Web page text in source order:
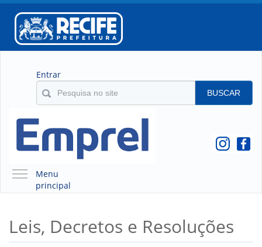
Entrar
BUSCAR
Menu
principal
QUEM SOMOS
O QUE É A EMPREL
Leis, Decretos e Resoluções